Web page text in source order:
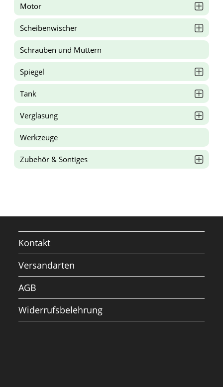
Motor
Scheibenwischer
Schrauben und Muttern
Spiegel
Tank
Verglasung
Werkzeuge
Zubehör & Sontiges
Kontakt
Versandarten
AGB
Widerrufsbelehrung